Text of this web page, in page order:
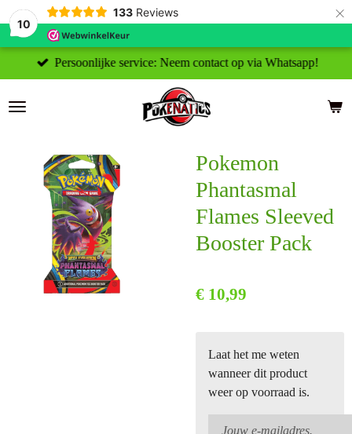
10
133 Reviews ×
Persoonlijke service: Neem contact op via Whatsapp!
Pokemon
Phantasmal
Flames Sleeved
Booster Pack
€ 10,99
Laat het me weten
wanneer dit product
weer op voorraad is.